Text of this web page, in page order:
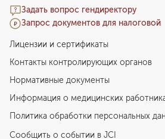
Задать вопрос гендиректору
Запрос документов для налоговой
Лицензии и сертификаты
Контакты контролирующих органов
Нормативные документы
Информация о медицинских
Политика обработки персональных
Сообщить о событии в JCI